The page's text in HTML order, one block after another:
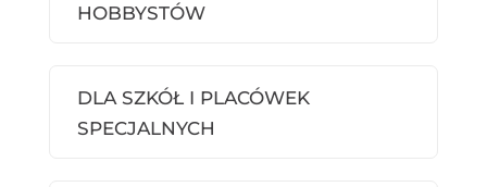
HOBBYSTÓW
DLA SZKÓŁ I PLACÓWEK
SPECJALNYCH